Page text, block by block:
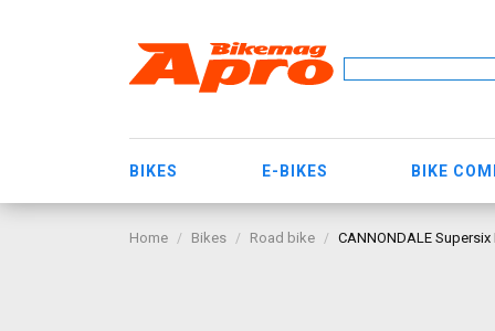
BIKES E-BIKES BIKE
Home Bikes Road bike CANNONDALE